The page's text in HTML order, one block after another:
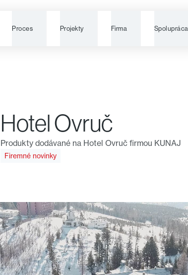
Proces Projekty Firma Spolupráca
Hotel Ovruč
Produkty dodávané na Hotel Ovruč firmou KUNAJ
Firemné novinky